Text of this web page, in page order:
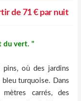
de 71 € par nuit
du vert. "
où des jardins
turquoise. Dans
carrés, des